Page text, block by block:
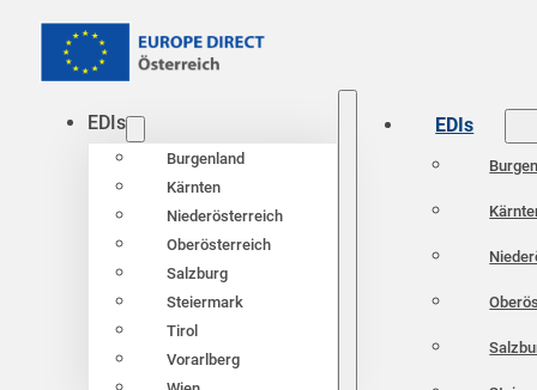
EDIs
Burgenland
Kärnten
Niederösterreich
Oberösterreich
Salzburg
Steiermark
Tirol
Vorarlberg
EDIs